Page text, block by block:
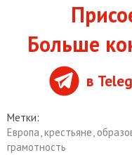
Больше
в
Метки:
Европа,крестьяне,
грамотность